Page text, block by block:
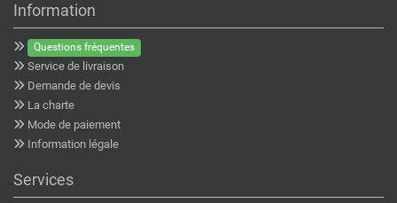
Information
Questions fréquentes
Service de livraison
Demande de devis
La charte
Mode de paiement
Information légale
Services